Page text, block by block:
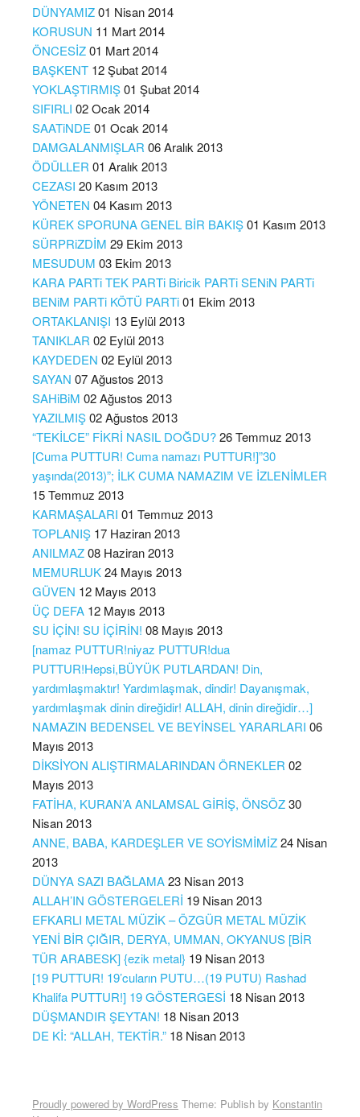
DÜNYAMIZ01 Nisan 2014
KORUSUN 11 Mart 2014
ÖNCESİZ01 Mart 2014
BAŞKENT 12 Şubat 2014
YOKLAŞTIRMIŞ01 Şubat 2014
SIFIRLI 02 Ocak 2014
SAATiNDE 01 Ocak 2014
DAMGALANMIŞLAR 06 Aralık 2013
ÖDÜLLER 01 Aralık 2013
CEZASI 20 Kasım 2013
YÖNETEN 04 Kasım 2013
KÜREK SPORUNA GENEL BİR BAKIŞ01 Kasım 2013
SÜRPRiZDİM 29 Ekim 2013
MESUDUM 03 Ekim 2013
KARA PARTi TEK PARTi Biricik PARTi SENiN PARTi
BENiM PARTi KÖTÜ PARTi01 Ekim 2013
ORTAKLANIŞI 13 Eylül 2013
TANIKLAR 02 Eylül 2013
KAYDEDEN 02 Eylül 2013
SAYAN 07 Ağustos 2013
SAHiBiM 02 Ağustos 2013
YAZILMIŞ02 Ağustos 2013
“TEKİLCE” FİKRİ NASIL DOĞDU?26 Temmuz 2013
[Cuma PUTTUR! Cuma namazı PUTTUR!]”30
yaşında(2013)”; İLK CUMA NAMAZIM VE İZLENİMLER
15 Temmuz 2013
KARMAŞALARI 01 Temmuz 2013
TOPLANIŞ 17 Haziran 2013
ANILMAZ08 Haziran 2013
MEMURLUK24 Mayıs 2013
GÜVEN 12 Mayıs 2013
ÜÇ DEFA 12 Mayıs 2013
SU İÇİN! SU İÇİRİN! 08 Mayıs 2013
[namaz PUTTUR!niyaz PUTTUR!dua
PUTTUR!Hepsi,BÜYÜK PUTLARDAN! Din,
yardımlaşmaktır! Yardımlaşmak, dindir! Dayanışmak,
yardımlaşmak dinin direğidir! ALLAH, dinin direğidir…]
NAMAZIN BEDENSEL VE BEYİNSEL YARARLARI 06
Mayıs 2013
DİKSİYON ALIŞTIRMALARINDAN ÖRNEKLER 02
Mayıs 2013
FATİHA, KURAN’A ANLAMSAL GİRİŞ, ÖNSÖZ30
Nisan 2013
ANNE, BABA, KARDEŞLER VE SOYİSMİMİZ24 Nisan
2013
DÜNYA SAZI BAĞLAMA23 Nisan 2013
ALLAH’IN GÖSTERGELERİ 19 Nisan 2013
EFKARLI METAL MÜZİK – ÖZGÜR METAL MÜZİK
YENİ BİR ÇIĞIR, DERYA, UMMAN, OKYANUS [BİR
TÜR ARABESK] {ezik metal} 19 Nisan 2013
[19 PUTTUR! 19’cuların PUTU…(19 PUTU) Rashad
Khalifa PUTTUR!] 19 GÖSTERGESİ 18 Nisan 2013
DÜŞMANDIR ŞEYTAN! 18 Nisan 2013
DE Kİ: “ALLAH, TEKTİR.” 18 Nisan 2013
Proudly powered by WordPress Theme: Publish by Konstantin